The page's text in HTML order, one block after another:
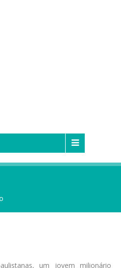
um jovem milionário